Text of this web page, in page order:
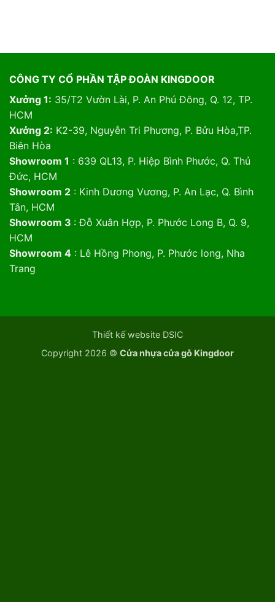
CÔNG TY CỔ PHẦN TẬP ĐOÀN KINGDOOR
Xưởng 1: 35/T2 Vườn Lài, P. An Phú Đông, Q. 12, TP.
HCM
Xưởng 2: K2-39, Nguyễn Tri Phương, P. Bửu Hòa,TP.
Biên Hòa
Showroom 1 : 639 QL13, P. Hiệp Bình Phước, Q. Thủ
Đức, HCM
Showroom 2: Kinh Dương Vương, P. An Lạc, Q. Bình
Tân, HCM
Showroom 3 : Đỗ Xuân Hợp, P. Phước Long B, Q. 9,
HCM
Showroom 4: Lê Hồng Phong, P. Phước long, Nha
Trang
Thiết kế website DSIC
Copyright 2026 © Cửa nhựa cửa gỗ Kingdoor